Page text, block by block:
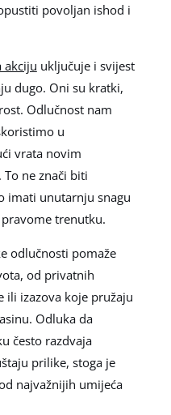
povoljan ishod i
akciju uključuje i svijest
dugo. Oni su kratki,
Odlučnost nam
u
vrata novim
ne znači biti
imati unutarnju snagu
trenutku.
odlučnosti pomaže
od privatnih
ili izazova koje pružaju
Odluka da
često razdvaja
prilike, stoga je
najvažnijih umijeća